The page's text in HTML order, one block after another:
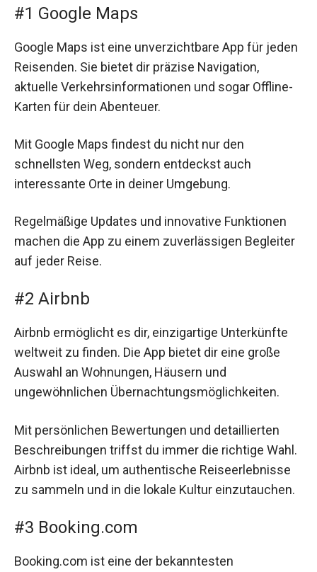
#1 Google Maps
Google Maps ist eine unverzichtbare App für jeden
Reisenden. Sie bietet dir präzise Navigation,
aktuelle Verkehrsinformationen und sogar Offline-
Karten für dein Abenteuer.
Mit Google Maps findest du nicht nur den
schnellsten Weg, sondern entdeckst auch
interessante Orte in deiner Umgebung.
Regelmäßige Updates und innovative Funktionen
machen die App zu einem zuverlässigen Begleiter
auf jeder Reise.
#2 Airbnb
Airbnb ermöglicht es dir, einzigartige Unterkünfte
weltweit zu finden. Die App bietet dir eine große
Auswahl an Wohnungen, Häusern und
ungewöhnlichen Übernachtungsmöglichkeiten.
Mit persönlichen Bewertungen und detaillierten
Beschreibungen triffst du immer die richtige Wahl.
Airbnb ist ideal, um authentische Reiseerlebnisse
zu sammeln und in die lokale Kultur einzutauchen.
#3 Booking.com
Booking.com ist eine der bekanntesten